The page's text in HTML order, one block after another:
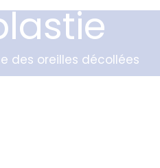
des oreilles décollées